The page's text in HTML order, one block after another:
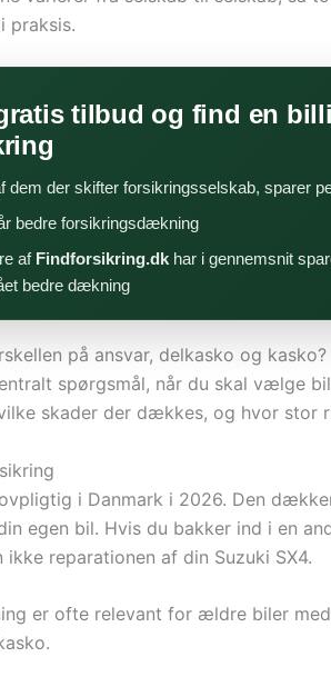
praksis.
tilbud og find en
dem der skifter forsikringsselskab, sparer
bedre forsikringsdækning
af Findforsikring.dk har i gennemsnit
bedre dækning
på ansvar, delkasko og kasko?
spørgsmål, når du skal vælge
skader der dækkes, og hvor stor
i Danmark i 2026. Den
egen bil. Hvis du bakker ind i en
ikke reparationen af din Suzuki SX4.
er ofte relevant for ældre biler